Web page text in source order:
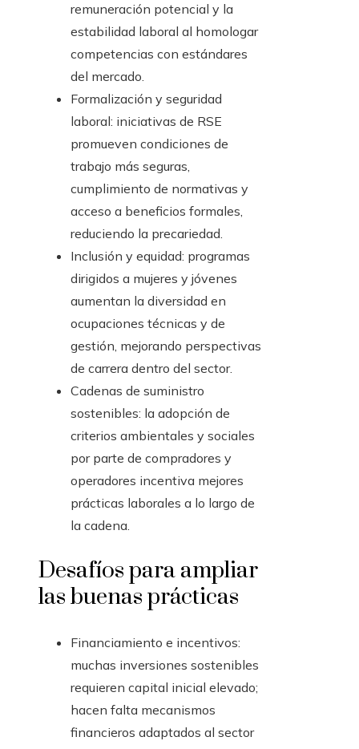
remuneración potencial y la
estabilidad laboral al homologar
competencias con estándares
del mercado.
Formalización y seguridad
laboral: iniciativas de RSE
promueven condiciones de
trabajo más seguras,
cumplimiento de normativas y
acceso a beneficios formales,
reduciendo la precariedad.
Inclusión y equidad: programas
dirigidos a mujeres y jóvenes
aumentan la diversidad en
ocupaciones técnicas y de
gestión, mejorando perspectivas
de carrera dentro del sector.
Cadenas de suministro
sostenibles: la adopción de
criterios ambientales y sociales
por parte de compradores y
operadores incentiva mejores
prácticas laborales a lo largo de
la cadena.
Desafíos para ampliar
las buenas prácticas
Financiamiento e incentivos:
muchas inversiones sostenibles
requieren capital inicial elevado;
hacen falta mecanismos
financieros adaptados al sector